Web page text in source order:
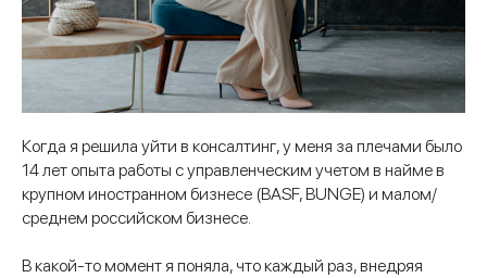
Когда я решила уйти в консалтинг, у меня за плечами было
14 лет опыта работы с управленческим учетом в найме в
крупном иностранном бизнесе (BASF, BUNGE) и малом/
среднем российском бизнесе.
В какой-то момент я поняла, что каждый раз, внедряя